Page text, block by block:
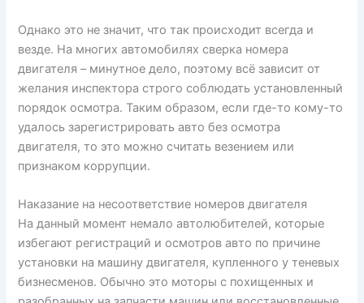
Однако это не значит, что так происходит всегда и
везде. На многих автомобилях сверка номера
двигателя – минутное дело, поэтому всё зависит от
желания инспектора строго соблюдать установленный
порядок осмотра. Таким образом, если где-то кому-то
удалось зарегистрировать авто без осмотра
двигателя, то это можно считать везением или
признаком коррупции.
Наказание на несоответствие номеров двигателя
На данный момент немало автолюбителей, которые
избегают регистраций и осмотров авто по причине
установки на машину двигателя, купленного у теневых
бизнесменов. Обычно это моторы с похищенных и